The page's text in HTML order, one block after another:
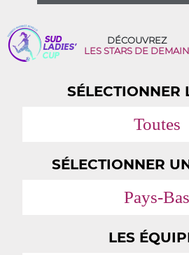
DÉCOUVREZ
LES STARS DE DEMAIN
SÉLECTIONNER
Toutes
SÉLECTIONNER
Pays-Bas
LES